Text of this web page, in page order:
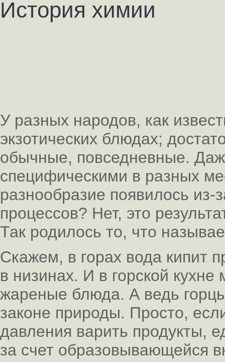
История химии
У разных народов, как
экзотических блюдах;
обычные, повседневные.
специфическими в разных
разнообразие появилось из-
процессов? Нет, это
Так родилось то, что
Скажем, в горах вода кипит
в низинах. И в горской
жареные блюда. А ведь
законе природы. Просто,
давления варить продукты,
за счет образовывающейся